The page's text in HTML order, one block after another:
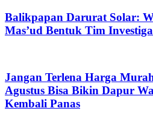
Balikpapan Darurat Solar:
Mas’ud Bentuk Tim
Jangan Terlena Harga
Agustus Bisa Bikin Dapur
Kembali Panas